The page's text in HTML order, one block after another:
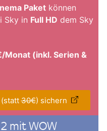
Paket können
Sky in Full HD dem Sky
Monat (inkl. Serien &
(statt30€) sichern
mit WOW